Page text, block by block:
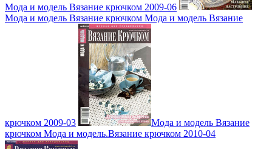
Мода и модель Вязание крючком 2009-06
Мода и модель Вязание крючком Мода и модель Вязание
крючком 2009-03
Мода и модель Вязание
крючком Мода и модель.Вязание крючком 2010-04